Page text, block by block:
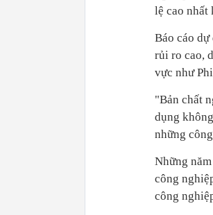
lệ cao nhất
Báo cáo dự
rủi ro cao,
vực như
"Bản chất
dụng
những
Những
công
công